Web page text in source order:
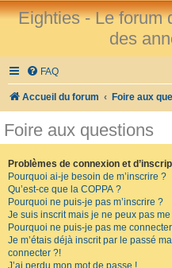
Eighties - Le forum
des
FAQ
Accueil du forum Foire aux
Foire aux questions
Problèmes de connexion et
Pourquoi ai-je besoin de m’inscrire ?
Qu’est-ce que la COPPA ?
Pourquoi ne puis-je pas m’inscrire ?
Je suis inscrit mais je ne peux pas
Pourquoi ne puis-je pas me
Je m’étais déjà inscrit par le passé
connecter ?!